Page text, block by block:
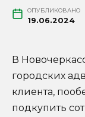
ОПУБЛИКОВАНО
19.06.2024
В
городских
клиента,
подкупить